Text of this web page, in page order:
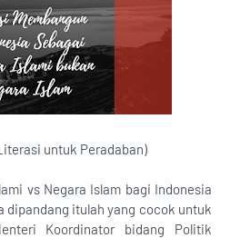
untuk Peradaban)
vs Negara Islam bagi Indonesia
dipandang itulah yang cocok untuk
Koordinator bidang Politik